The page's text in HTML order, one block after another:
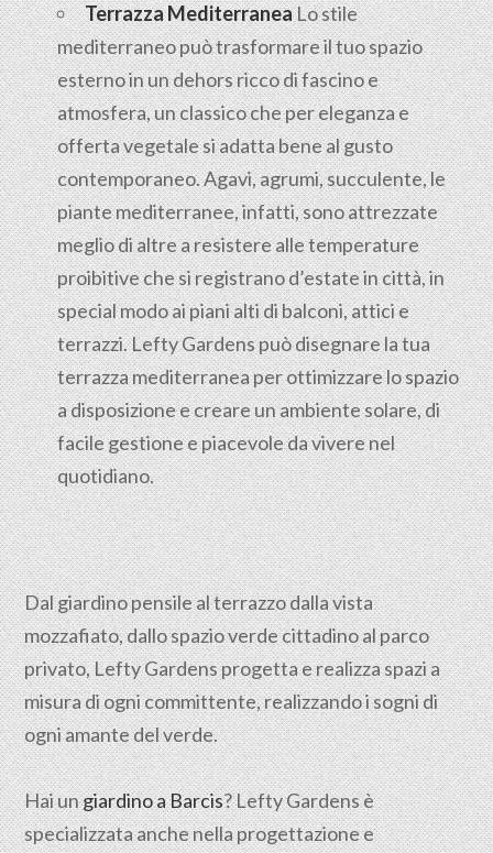
Terrazza MediterraneaLo stile
mediterraneo può trasformare il tuo spazio
esterno in un dehors ricco di fascino e
atmosfera, un classico che per eleganza e
offerta vegetale si adatta bene al gusto
contemporaneo. Agavi, agrumi, succulente, le
piante mediterranee, infatti, sono attrezzate
meglio di altre a resistere alle temperature
proibitive che si registrano d’estate in città, in
special modo ai piani alti di balconi, attici e
terrazzi. Lefty Gardens può disegnare la tua
terrazza mediterranea per ottimizzare lo spazio
a disposizione e creare un ambiente solare, di
facile gestione e piacevole da vivere nel
quotidiano.
Dal giardino pensile al terrazzo dalla vista
mozzafiato, dallo spazio verde cittadino al parco
privato, Lefty Gardens progetta e realizza spazi a
misura di ogni committente, realizzando i sogni di
ogni amante del verde.
Hai ungiardino a Barcis? Lefty Gardens è
specializzata anche nella progettazione e